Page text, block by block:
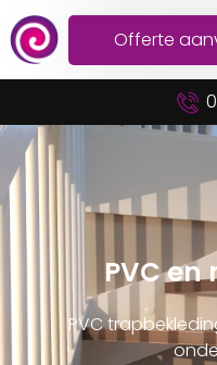
Offerte
PVC
PVC